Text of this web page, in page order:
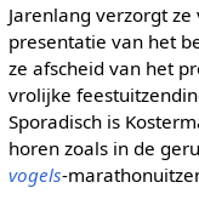
Jarenlang verzorgt
presentatie van het
ze afscheid van het
vrolijke
Sporadisch is
horen zoals in de
vogels-